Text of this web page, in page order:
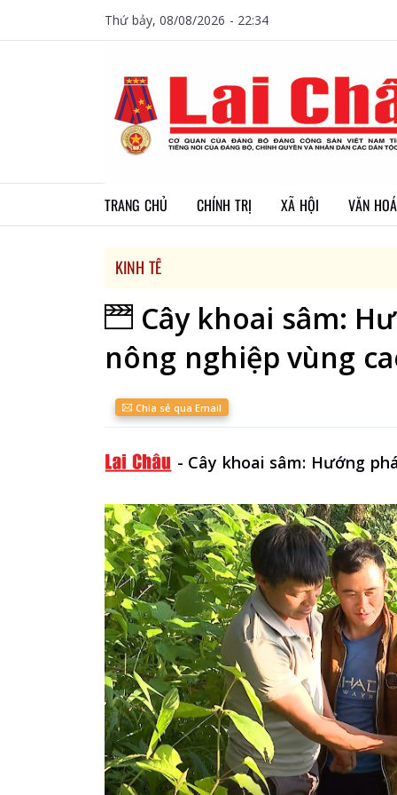
Thứ bảy, 08/08/2026 - 22:34
TRANG CHỦ CHÍNH TRỊ XÃ HỘI VĂN HOÁ
KINH TẾ
Cây khoai sâm:
nông nghiệp vùng
Chia sẻ qua Email
- Cây khoai sâm: Hướng